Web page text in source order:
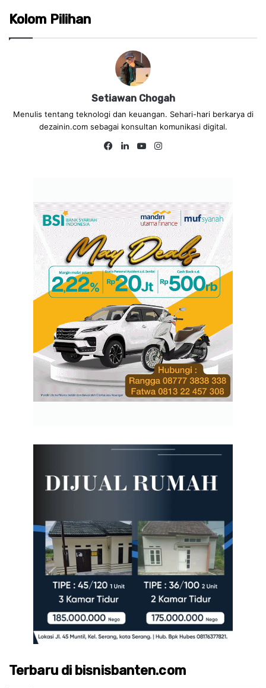
Kolom Pilihan
Setiawan Chogah
Menulis tentang teknologi dan keuangan. Sehari-hari berkarya di
dezainin.com sebagai konsultan komunikasi digital.
Fa
Lin
Yo
Terbaru di bisnisbanten.com